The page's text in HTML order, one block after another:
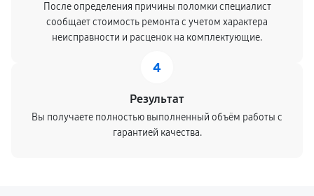
После определения причины поломки специалист
сообщает стоимость ремонта с учетом характера
неисправности и расценок на комплектующие.
4
Результат
Вы получаете полностью выполненный объём работы с
гарантией качества.